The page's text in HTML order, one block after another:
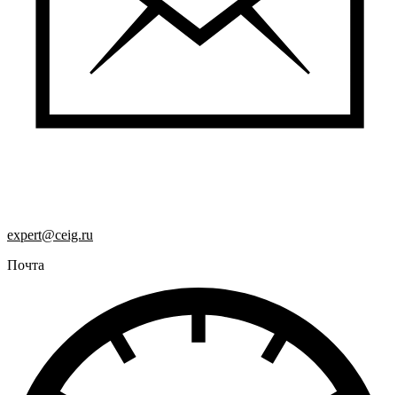
expert@ceig.ru
Почта